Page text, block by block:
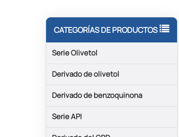
CATEGORÍAS DE PRODUCTOS
Serie Olivetol
Derivado de olivetol
Derivado de benzoquinona
Serie API